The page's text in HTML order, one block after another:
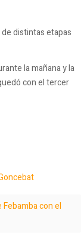
distintas etapas
la mañana y la
con el tercer
Febamba con el